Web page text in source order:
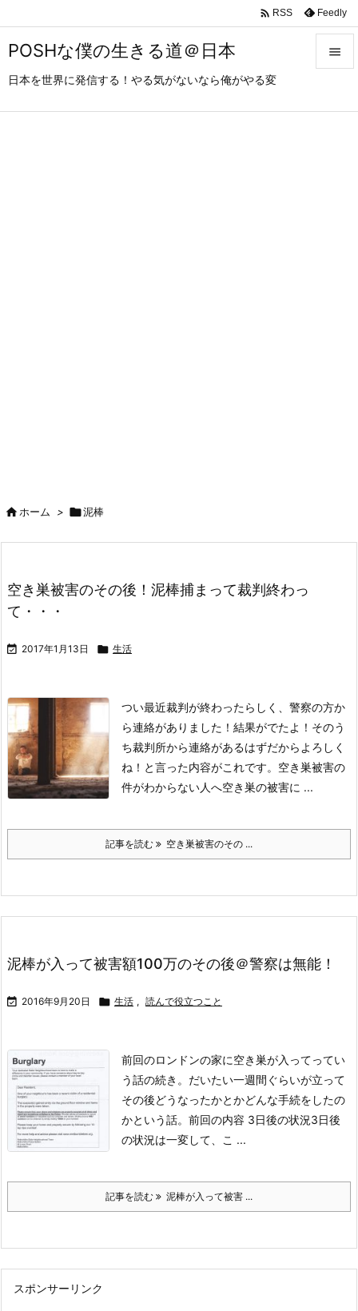
POSHな僕の生きる道＠日本
日本を世界に発信する！やる気がないなら俺がやる変

 RSS Feedly
ホーム > 泥棒
空き巣被害のその後！泥棒捕まって裁判終わっ
て・・・
 2017年1月13日  生活
つい最近裁判が終わったらしく、警察の方か
ら連絡がありました！ 結果がでたよ！そのう
ち裁判所から連絡があるはずだからよろしく
ね！ と言った内容がこれです。 空き巣被害の
件がわからない人へ空き巣の被害に ...
記事を読む 空き巣被害のその ...
泥棒が入って被害額100万のその後＠警察は無能！
 2016年9月20日  生活 , 読んで役立つこと
前回のロンドンの家に空き巣が入ってってい
う話の続き。 だいたい一週間ぐらいが立って
その後どうなったかとかどんな手続をしたの
かという話。 前回の内容 3日後の状況3日後
の状況は一変して、こ ...
記事を読む 泥棒が入って被害 ...
スポンサーリンク